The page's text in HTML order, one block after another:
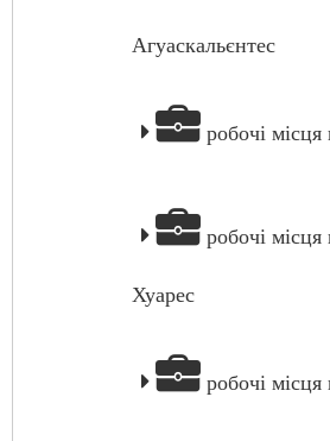
Агуаскальєнтес
робочі місця
робочі
Хуарес
робочі